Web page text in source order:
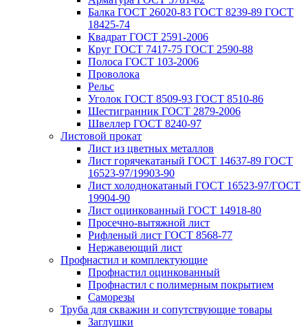
Балка ГОСТ 26020-83 ГОСТ 8239-89 ГОСТ
18425-74
Квадрат ГОСТ 2591-2006
Круг ГОСТ 7417-75 ГОСТ 2590-88
Полоса ГОСТ 103-2006
Проволока
Рельс
Уголок ГОСТ 8509-93 ГОСТ 8510-86
Шестигранник ГОСТ 2879-2006
Швеллер ГОСТ 8240-97
Листовой прокат
Лист из цветных металлов
Лист горячекатаный ГОСТ 14637-89 ГОСТ
16523-97/19903-90
Лист холоднокатаный ГОСТ 16523-97/ГОСТ
19904-90
Лист оцинкованный ГОСТ 14918-80
Просечно-вытяжной лист
Рифленый лист ГОСТ 8568-77
Нержавеющий лист
Профнастил и комплектующие
Профнастил оцинкованный
Профнастил с полимерным покрытием
Саморезы
Труба для скважин и сопутствующие товары
Заглушки